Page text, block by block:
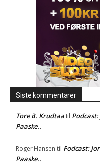
Siste kommentarer
Tore B. Krudtaatil
Paaske..
Roger Hansen til Podcast:
Paaske..